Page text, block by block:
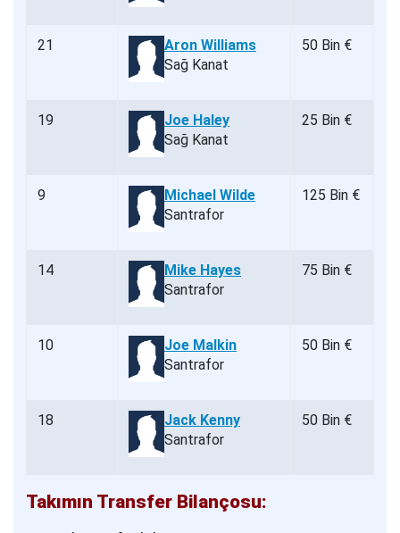
21
Aron Williams
Sağ Kanat
50 Bin €
19
Joe Haley
Sağ Kanat
25 Bin €
9
Michael Wilde
Santrafor
125 Bin €
14
Mike Hayes
Santrafor
75 Bin €
10
Joe Malkin
Santrafor
50 Bin €
18
Jack Kenny
Santrafor
50 Bin €
Takımın Transfer Bilançosu: